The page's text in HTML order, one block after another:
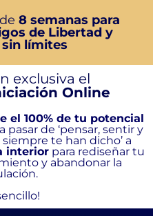
8 semanas para
de Libertad y
límites
exclusiva el
Online
el 100% de tu potencial
pasar de ‘pensar, sentir y
te han dicho’ a
interiorpara rediseñar tu
y abandonar la